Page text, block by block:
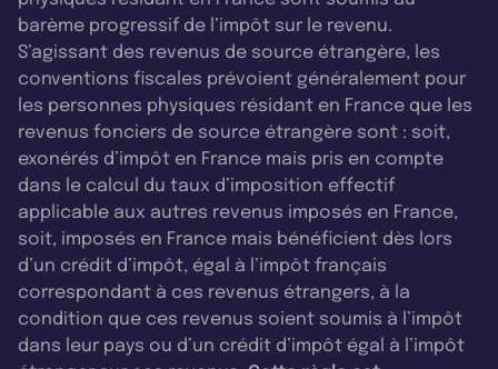
barème progressif de l’impôt sur le revenu.
S’agissant des revenus de source étrangère, les
conventions fiscales prévoient généralement pour
les personnes physiques résidant en France que les
revenus fonciers de source étrangère sont : soit,
exonérés d’impôt en France mais pris en compte
dans le calcul du taux d’imposition effectif
applicable aux autres revenus imposés en France,
soit, imposés en France mais bénéficient dès lors
d’un crédit d’impôt, égal à l’impôt français
correspondant à ces revenus étrangers, à la
condition que ces revenus soient soumis à l’impôt
dans leur pays ou d’un crédit d’impôt égal à l’impôt